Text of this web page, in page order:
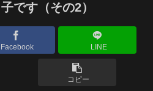
です（その2）
Facebook LINE
コピー